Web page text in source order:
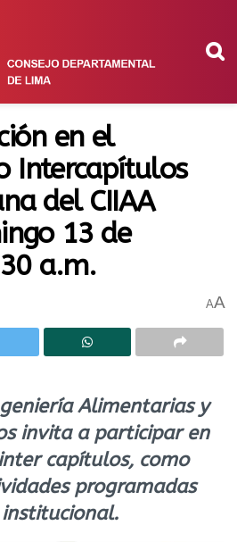
en el
Intercapítulos
del CIIAA
13 de
a.m.
AA
Alimentarias y
invita a participar en
capítulos, como
programadas